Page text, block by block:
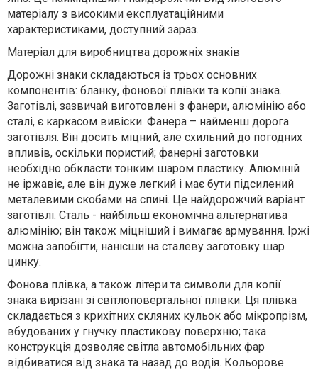
матеріалу з високими експлуатаційними
характеристиками, доступний зараз.
Матеріал для виробництва дорожніх знаків
Дорожні знаки складаються із трьох основних
компонентів: бланку, фонової плівки та копії знака.
Заготівлі, зазвичай виготовлені з фанери, алюмінію або
сталі, є каркасом вивіски. Фанера – найменш дорога
заготівля. Він досить міцний, але схильний до погодних
впливів, оскільки пористий; фанерні заготовки
необхідно обкласти тонким шаром пластику. Алюміній
не іржавіє, але він дуже легкий і має бути підсилений
металевими скобами на спині. Це найдорожчий варіант
заготівлі. Сталь - найбільш економічна альтернатива
алюмінію; він також міцніший і вимагає армування. Іржі
можна запобігти, нанісши на сталеву заготовку шар
цинку.
Фонова плівка, а також літери та символи для копії
знака вирізані зі світлоповертальної плівки. Ця плівка
складається з крихітних скляних кульок або мікропрізм,
вбудованих у гнучку пластикову поверхню; така
конструкція дозволяє світла автомобільних фар
відбиватися від знака та назад до водія. Кольорове